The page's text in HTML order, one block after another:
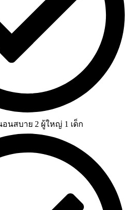
นสบาย 2 ผู้ใหญ่ 1 เด็ก